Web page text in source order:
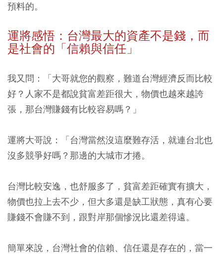
預料的。
運將感悟：台灣最大的資產不是錢，而
是社會的「信賴與信任」
我又問：「大哥就您的觀察，難道台灣經濟反而比較
好？人家不是都說貧富差距很大，物價也越來越誇
張，那台灣賺錢有比較容易嗎？」
運將大哥說：「台灣當然沒這麼難存活，就連台北也
沒多競爭好嗎？那邊的大城市才捲。
台灣比較安逸，也舒服多了，貧富差距確實有擴大，
物價也拉上去不少，但大多還是缺工狀態，真有心要
賺錢不會賺不到，跟對岸那個慘況比還差得遠。
簡單來說，台灣社會的信賴、信任還是存在的，當一